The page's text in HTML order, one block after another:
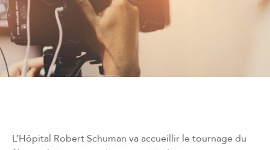
L’Hôpital Robert Schuman va accueillir le tournage du